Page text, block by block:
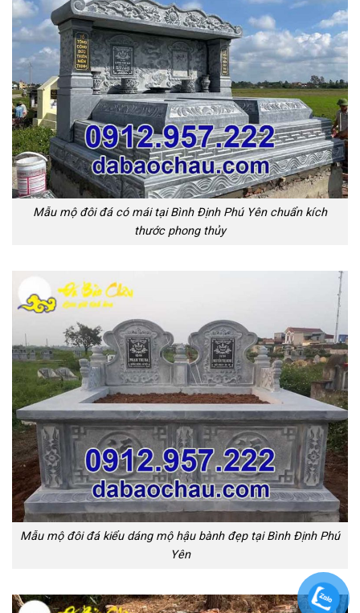
Mẫu mộ đôi đá có mái tại Bình Định Phú Yên chuẩn kích
thước phong thủy
Mẫu mộ đôi đá kiểu dáng mộ hậu bành đẹp tại Bình Định Phú
Yên